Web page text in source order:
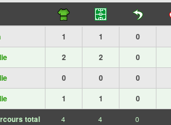
1 1 0
2 2 0
0 0 0
1 1 0
total 4 4 0